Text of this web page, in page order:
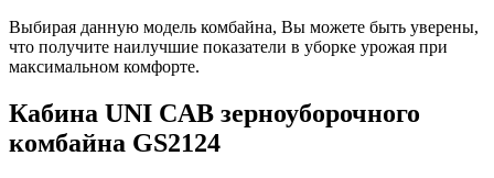
Выбирая данную модель комбайна, Вы можете быть уверены,
что получите наилучшие показатели в уборке урожая при
максимальном комфорте.
Кабина UNI CAB зерноуборочного
комбайна GS2124